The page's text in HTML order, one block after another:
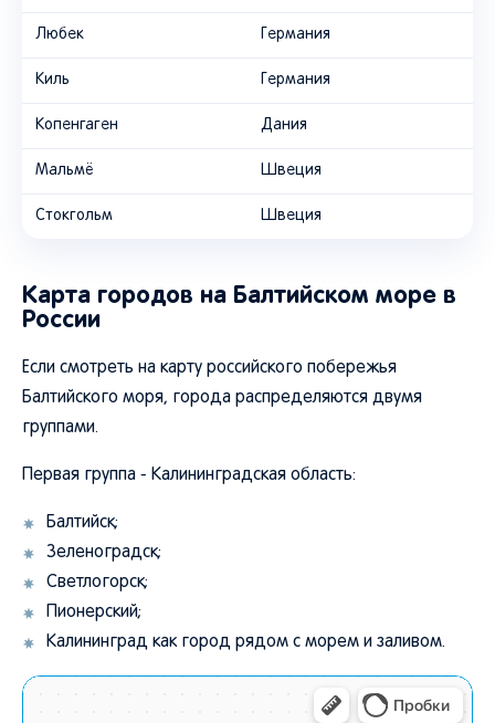
Любек Германия
Киль Германия
Копенгаген Дания
Мальмё Швеция
Стокгольм Швеция
Карта городов на Балтийском море в
России
Если смотреть на карту российского побережья
Балтийского моря, города распределяются двумя
группами.
Первая группа - Калининградская область:
Балтийск;
Зеленоградск;
Светлогорск;
Пионерский;
Калининград как город рядом с морем и заливом.